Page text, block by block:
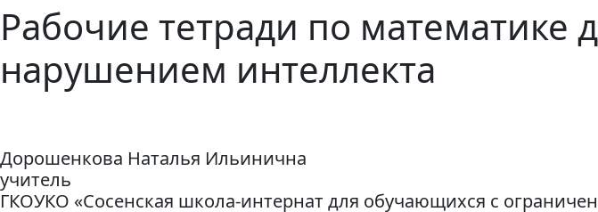
Рабочие тетради по математике
нарушением интеллекта
Дорошенкова Наталья Ильинична
учитель
ГКОУКО «Сосенская школа-интернат для обучающихся с